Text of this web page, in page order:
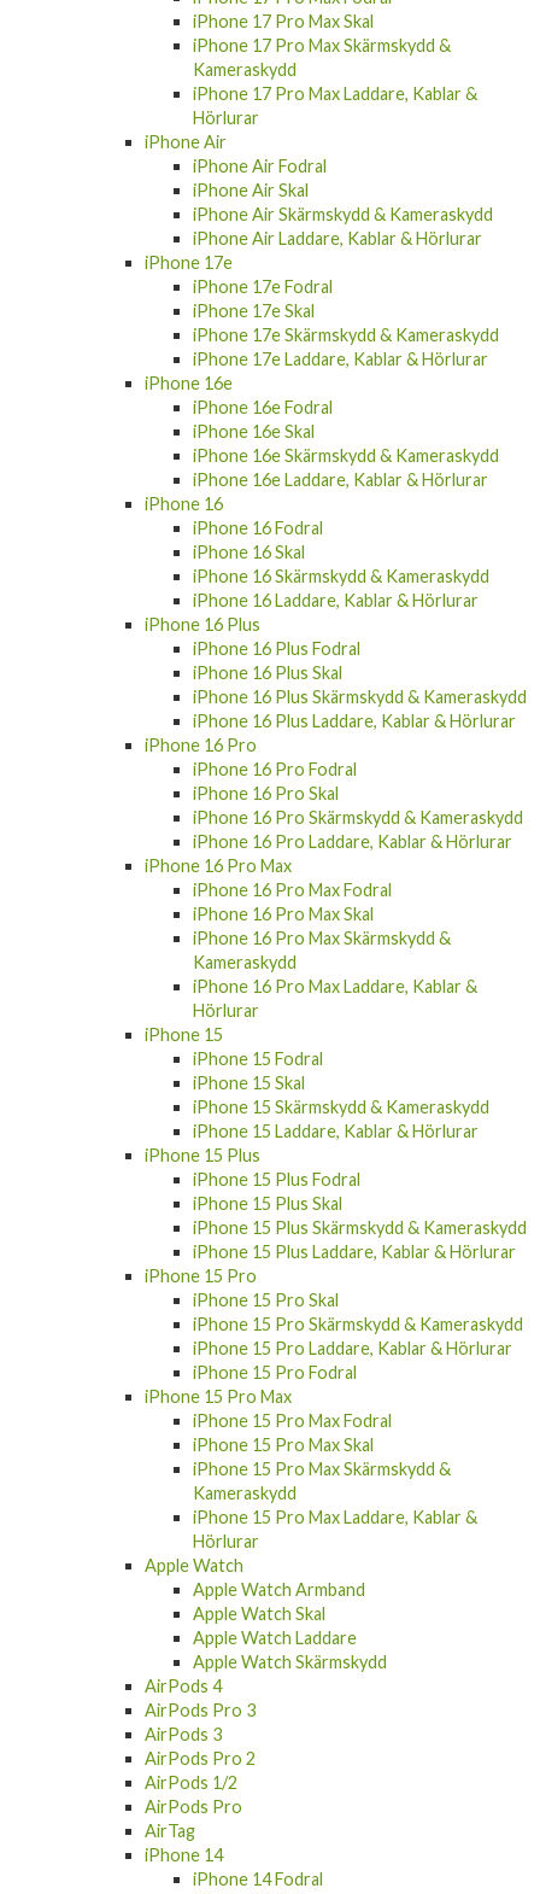
iPhone 17 Pro Max Skal
iPhone 17 Pro Max Skärmskydd &
Kameraskydd
iPhone 17 Pro Max Laddare, Kablar &
Hörlurar
iPhone Air
iPhone Air Fodral
iPhone Air Skal
iPhone Air Skärmskydd & Kameraskydd
iPhone Air Laddare, Kablar & Hörlurar
iPhone 17e
iPhone 17e Fodral
iPhone 17e Skal
iPhone 17e Skärmskydd & Kameraskydd
iPhone 17e Laddare, Kablar & Hörlurar
iPhone 16e
iPhone 16e Fodral
iPhone 16e Skal
iPhone 16e Skärmskydd & Kameraskydd
iPhone 16e Laddare, Kablar & Hörlurar
iPhone 16
iPhone 16 Fodral
iPhone 16 Skal
iPhone 16 Skärmskydd & Kameraskydd
iPhone 16 Laddare, Kablar & Hörlurar
iPhone 16 Plus
iPhone 16 Plus Fodral
iPhone 16 Plus Skal
iPhone 16 Plus Skärmskydd & Kameraskydd
iPhone 16 Plus Laddare, Kablar & Hörlurar
iPhone 16 Pro
iPhone 16 Pro Fodral
iPhone 16 Pro Skal
iPhone 16 Pro Skärmskydd & Kameraskydd
iPhone 16 Pro Laddare, Kablar & Hörlurar
iPhone 16 Pro Max
iPhone 16 Pro Max Fodral
iPhone 16 Pro Max Skal
iPhone 16 Pro Max Skärmskydd &
Kameraskydd
iPhone 16 Pro Max Laddare, Kablar &
Hörlurar
iPhone 15
iPhone 15 Fodral
iPhone 15 Skal
iPhone 15 Skärmskydd & Kameraskydd
iPhone 15 Laddare, Kablar & Hörlurar
iPhone 15 Plus
iPhone 15 Plus Fodral
iPhone 15 Plus Skal
iPhone 15 Plus Skärmskydd & Kameraskydd
iPhone 15 Plus Laddare, Kablar & Hörlurar
iPhone 15 Pro
iPhone 15 Pro Skal
iPhone 15 Pro Skärmskydd & Kameraskydd
iPhone 15 Pro Laddare, Kablar & Hörlurar
iPhone 15 Pro Fodral
iPhone 15 Pro Max
iPhone 15 Pro Max Fodral
iPhone 15 Pro Max Skal
iPhone 15 Pro Max Skärmskydd &
Kameraskydd
iPhone 15 Pro Max Laddare, Kablar &
Hörlurar
Apple Watch
Apple Watch Armband
Apple Watch Skal
Apple Watch Laddare
Apple Watch Skärmskydd
AirPods 4
AirPods Pro 3
AirPods 3
AirPods Pro 2
AirPods 1/2
AirPods Pro
AirTag
iPhone 14
iPhone 14 Fodral